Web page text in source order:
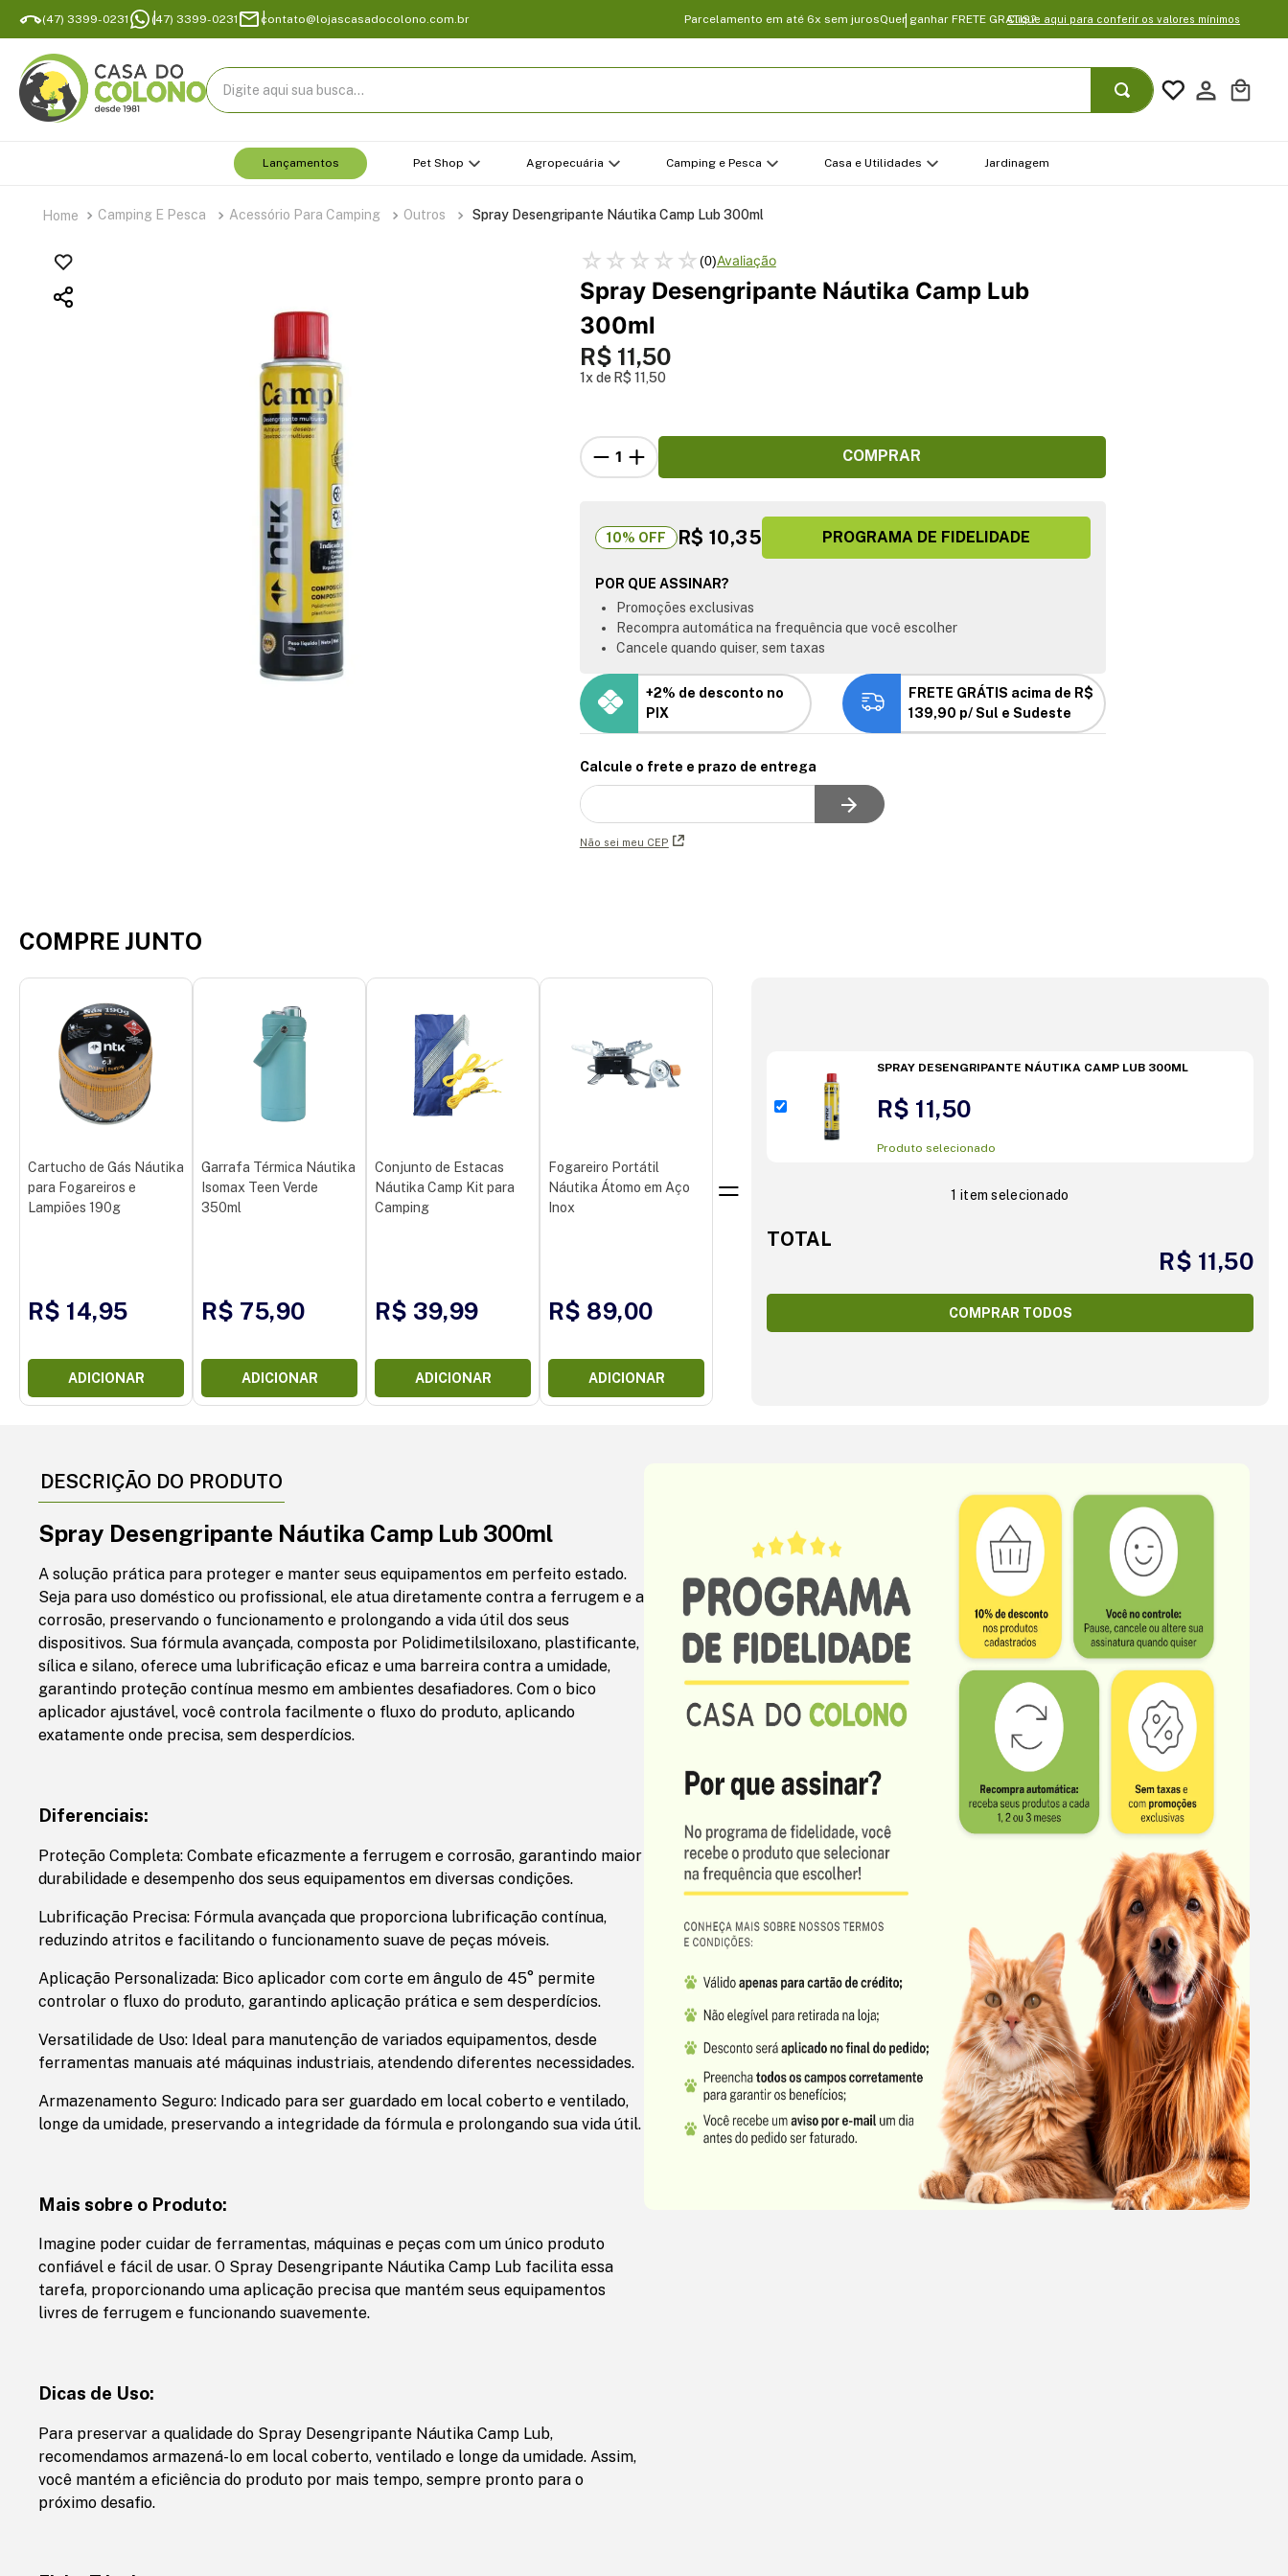
(47) 3399-0231 (47) 3399-0231 contato@lojascasadocolono.com.br Parcelamento em até 6x sem jurosQuer ganhar FRETE GRATIS?Clique aqui para conferir os valores mínimos
Digite aqui sua busca...
Lançamentos Pet Shop Agropecuária Camping e Pesca Casa e Utilidades Jardinagem
Camping E Pesca Acessório Para Camping Outros Spray Desengripante Náutika Camp Lub 300ml
☆ ☆ ☆ ☆ ☆(0)
Spray Desengripante Náutika Camp Lub
300ml
R$ 11,50
1 R$ 11 ,50
COMPRAR
10% OFF R$ 10,35 PROGRAMA DE FIDELIDADE
POR QUE ASSINAR?
Promoções exclusivas
Recompra automática na frequência que você escolher
Cancele quando quiser, sem taxas
+2% de desconto no
PIX
FRETE GRÁTIS acima de R$
139,90 p/ Sul e Sudeste
Calcule o frete e prazo de entrega
Não sei meu CEP
COMPRE JUNTO
Cartucho de Gás Náutika
para Fogareiros e
Lampiões 190g
R$ 14,95
ADICIONAR
Garrafa Térmica Náutika
Isomax Teen Verde
350ml
R$ 75,90
ADICIONAR
Conjunto de Estacas
Náutika Camp Kit para
Camping
R$ 39,99
ADICIONAR
Fogareiro Portátil
Náutika Átomo em Aço
Inox
R$ 89,00
ADICIONAR
SPRAY DESENGRIPANTE NÁUTIKA CAMP LUB 300ML
R$ 11,50
Produto selecionado
1 item selecionado
TOTAL
R$ 11,50
COMPRAR TODOS
DESCRIÇÃO DO PRODUTO
Spray Desengripante Náutika Camp Lub 300ml
A solução prática para proteger e manter seus equipamentos em perfeito estado.
Seja para uso doméstico ou profissional, ele atua diretamente contra a ferrugem e a
corrosão, preservando o funcionamento e prolongando a vida útil dos seus
dispositivos. Sua fórmula avançada, composta por Polidimetilsiloxano, plastificante,
sílica e silano, oferece uma lubrificação eficaz e uma barreira contra a umidade,
garantindo proteção contínua mesmo em ambientes desafiadores. Com o bico
aplicador ajustável, você controla facilmente o fluxo do produto, aplicando
exatamente onde precisa, sem desperdícios.
Diferenciais:
Proteção Completa: Combate eficazmente a ferrugem e corrosão, garantindo maior
durabilidade e desempenho dos seus equipamentos em diversas condições.
Lubrificação Precisa: Fórmula avançada que proporciona lubrificação contínua,
reduzindo atritos e facilitando o funcionamento suave de peças móveis.
Aplicação Personalizada: Bico aplicador com corte em ângulo de 45° permite
controlar o fluxo do produto, garantindo aplicação prática e sem desperdícios.
Versatilidade de Uso: Ideal para manutenção de variados equipamentos, desde
ferramentas manuais até máquinas industriais, atendendo diferentes necessidades.
Armazenamento Seguro: Indicado para ser guardado em local coberto e ventilado,
longe da umidade, preservando a integridade da fórmula e prolongando sua vida útil.
Mais sobre o Produto:
Imagine poder cuidar de ferramentas, máquinas e peças com um único produto
confiável e fácil de usar. O Spray Desengripante Náutika Camp Lub facilita essa
tarefa, proporcionando uma aplicação precisa que mantém seus equipamentos
livres de ferrugem e funcionando suavemente.
Dicas de Uso:
Para preservar a qualidade do Spray Desengripante Náutika Camp Lub,
recomendamos armazená-lo em local coberto, ventilado e longe da umidade. Assim,
você mantém a eficiência do produto por mais tempo, sempre pronto para o
próximo desafio.